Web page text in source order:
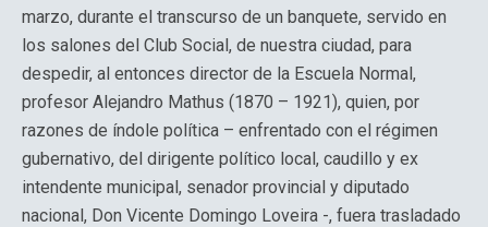
marzo, durante el transcurso de un banquete, servido en
los salones del Club Social, de nuestra ciudad, para
despedir, al entonces director de la Escuela Normal,
profesor Alejandro Mathus (1870 – 1921), quien, por
razones de índole política – enfrentado con el régimen
gubernativo, del dirigente político local, caudillo y ex
intendente municipal, senador provincial y diputado
nacional, Don Vicente Domingo Loveira -, fuera trasladado